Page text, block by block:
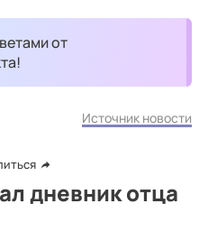
от
Источник новости
дневник отца